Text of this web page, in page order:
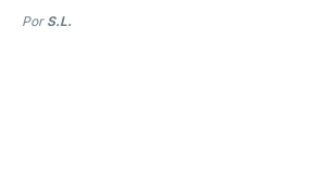
Por S.L.